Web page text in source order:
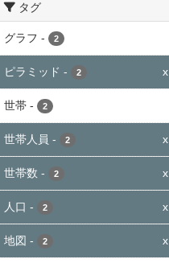
タグ
グラフ - 2
ピラミッド - 2 x
世帯 - 2
世帯人員 - 2 x
世帯数 - 2 x
人口 - 2 x
地図 - 2 x